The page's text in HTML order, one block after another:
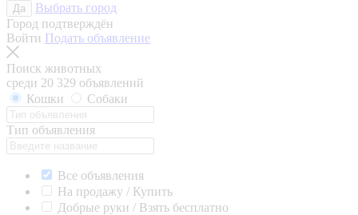
Да
Выбрать город
Город подтверждён
Войти Подать объявление
Поиск животных
среди 20 329 объявлений
Кошки
Собаки
Тип объявления
Все объявления
На продажу / Купить
Добрые руки / Взять бесплатно